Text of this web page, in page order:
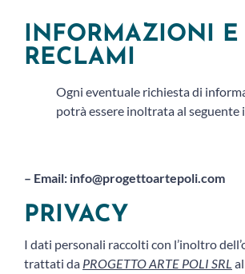
INFORMAZIONI E
RECLAMI
Ogni eventuale richiesta di
potrà essere inoltrata al seguente
– Email: info@progettoartepoli.com
PRIVACY
I dati personali raccolti con l’inoltro
trattati da PROGETTO ARTE POLI SRL